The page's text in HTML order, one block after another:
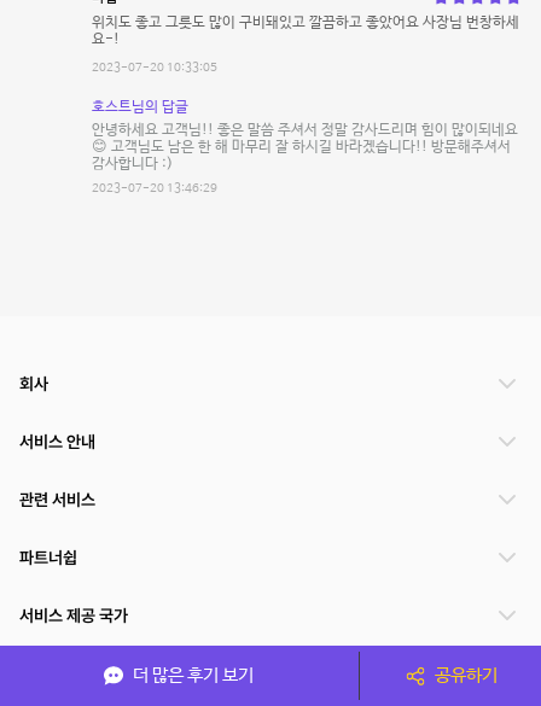
위치도 좋고 그릇도 많이 구비돼있고 깔끔하고 좋았어요 사장님 번창하세
요-!
2023-07-20 10:33:05
호스트님의 답글
안녕하세요 고객님!! 좋은 말씀 주셔서 정말 감사드리며 힘이 많이되네요
😊 고객님도 남은 한 해 마무리 잘 하시길 바라겠습니다!! 방문해주셔서
감사합니다 :)
2023-07-20 13:46:29
더 많은 후기 보기 공유하기
회사
서비스 안내
관련 서비스
파트너쉽
서비스 제공 국가